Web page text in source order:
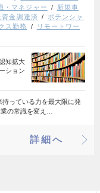
・マネジャー
新規事
金調達済
ポテンシャ
ス勤務
リモートワー
知拡大
ション
っている力を最大限に発
の常識を変え…
詳細へ